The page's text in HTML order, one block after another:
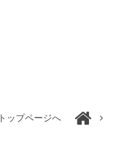
トップページへ